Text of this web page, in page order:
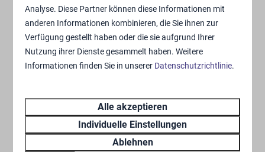
Telefon+31 (0)77 465 2360
E-Mailinfo@breebronne.nl
Analyse. Diese Partner können diese Informationen mit
anderen Informationen kombinieren, die Sie ihnen zur
Verfügung gestellt haben oder die sie aufgrund Ihrer
Nutzung ihrer Dienste gesammelt haben. Weitere
Informationen finden Sie in unserer Datenschutzrichtlinie.
Alle akzeptieren
Individuelle Einstellungen
Ablehnen